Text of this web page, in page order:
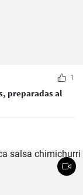
1
preparadas al